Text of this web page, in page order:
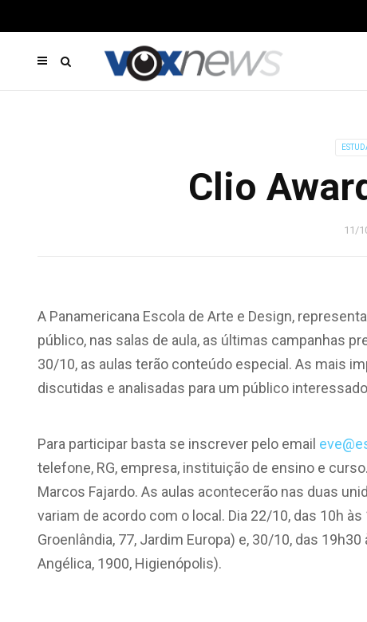
Clio
11/
A Panamericana Escola de Arte e Design,
público, nas salas de aula, as últimas campanhas
30/10, as aulas terão conteúdo especial. As mais
discutidas e analisadas para um público
Para participar basta se inscrever pelo email
telefone, RG, empresa, instituição de ensino e
Marcos Fajardo. As aulas acontecerão nas duas
variam de acordo com o local. Dia 22/10, das 10h
Groenlândia, 77, Jardim Europa) e, 30/10, das
Angélica, 1900, Higienópolis).